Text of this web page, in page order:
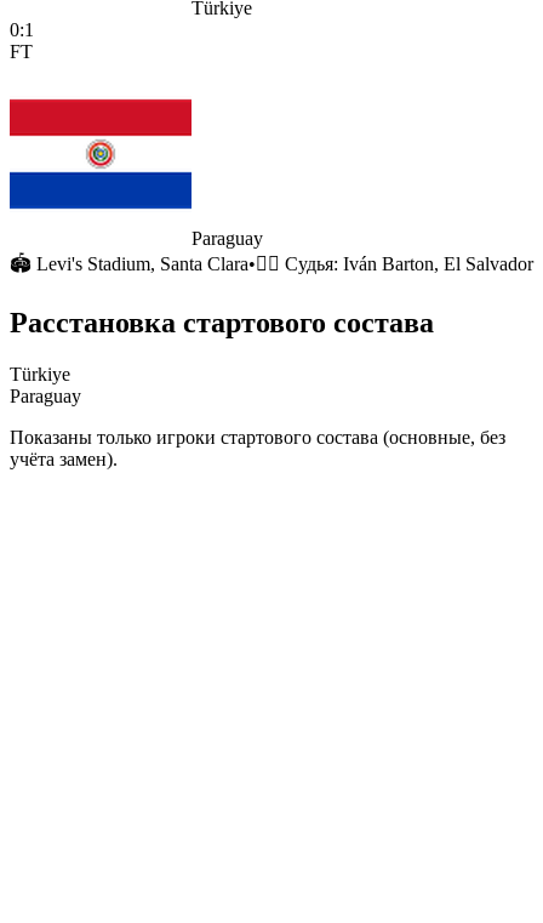
Türkiye
0:1
FT
Paraguay
🏟 Levi's Stadium, Santa Clara•🧑‍⚖️ Судья: Iván Barton, El Salvador
Расстановка стартового состава
Türkiye
Paraguay
Показаны только игроки стартового состава (основные, без
учёта замен).